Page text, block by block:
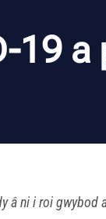
19 a
â ni i roi gwybod